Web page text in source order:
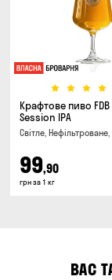
Крафтове пиво
Session IPA
Світле, Нефільтроване,
99,90
грн за 1 кг
ВАС